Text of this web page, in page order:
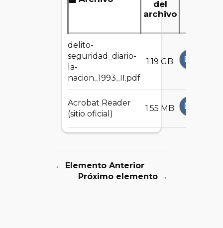
del
archivo
delito-
seguridad_diario-
la-
nacion_1993_II.pdf
1.19 GB
Acrobat Reader
(sitio oficial)
1.55 MB
← Elemento Anterior
Próximo elemento →